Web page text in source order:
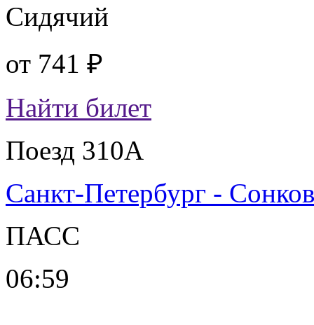
Сидячий
от 741 ₽
Найти билет
Поезд 310А
Санкт-Петербург -
ПАСС
06:59